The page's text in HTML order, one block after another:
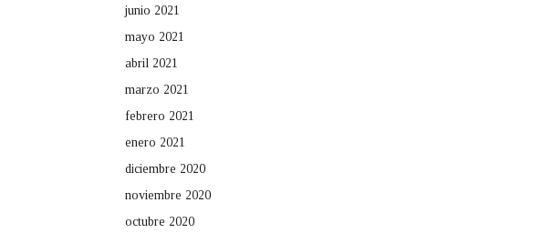
junio 2021
mayo 2021
abril 2021
marzo 2021
febrero 2021
enero 2021
diciembre 2020
noviembre 2020
octubre 2020